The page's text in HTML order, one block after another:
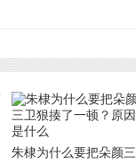
朱棣为什么要把朵颜三